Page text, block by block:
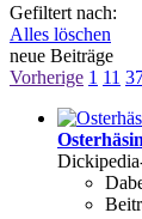
Gefiltert nach:
Alles löschen
neue Beiträge
Vorherige 1 11
Osterhäsin